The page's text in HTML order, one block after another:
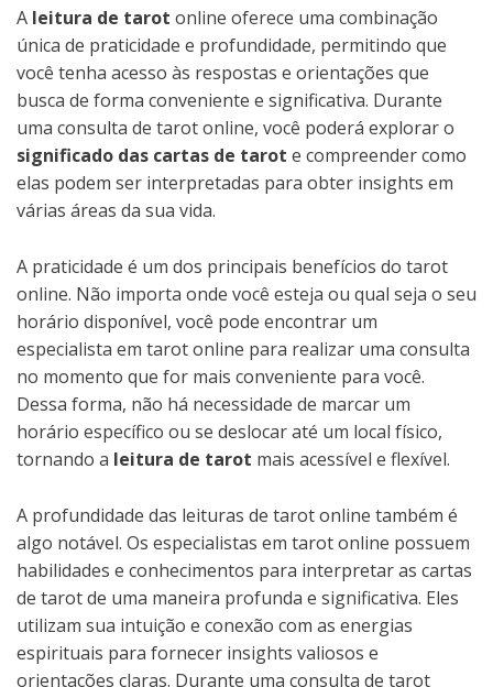
A leitura de tarot online oferece uma combinação
única de praticidade e profundidade, permitindo que
você tenha acesso às respostas e orientações que
busca de forma conveniente e significativa. Durante
uma consulta de tarot online, você poderá explorar o
significado das cartas de tarot e compreender como
elas podem ser interpretadas para obter insights em
várias áreas da sua vida.
A praticidade é um dos principais benefícios do tarot
online. Não importa onde você esteja ou qual seja o seu
horário disponível, você pode encontrar um
especialista em tarot online para realizar uma consulta
no momento que for mais conveniente para você.
Dessa forma, não há necessidade de marcar um
horário específico ou se deslocar até um local físico,
tornando a leitura de tarot mais acessível e flexível.
A profundidade das leituras de tarot online também é
algo notável. Os especialistas em tarot online possuem
habilidades e conhecimentos para interpretar as cartas
de tarot de uma maneira profunda e significativa. Eles
utilizam sua intuição e conexão com as energias
espirituais para fornecer insights valiosos e
orientações claras. Durante uma consulta de tarot